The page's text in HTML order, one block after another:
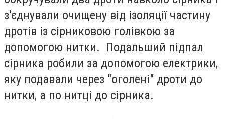
з'єднували очищену від ізоляції частину
дротів із сірниковою голівкою за
допомогою нитки. Подальший підпал
сірника робили за допомогою електрики,
яку подавали через "оголені" дроти до
нитки, а по нитці до сірника.